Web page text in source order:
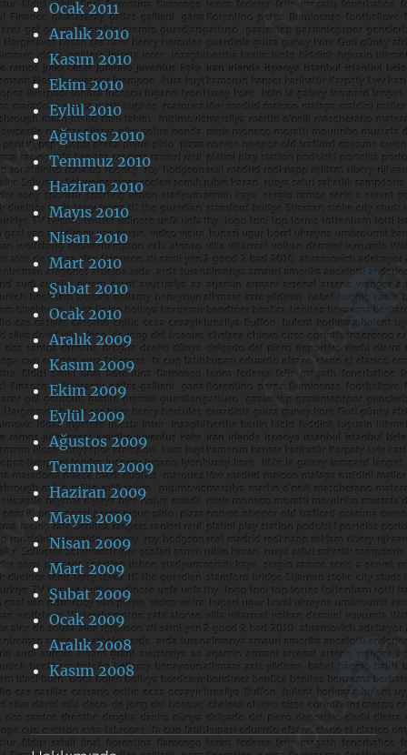
Ocak 2011
Aralık 2010
Kasım 2010
Ekim 2010
Eylül 2010
Ağustos 2010
Temmuz 2010
Haziran 2010
Mayıs 2010
Nisan 2010
Mart 2010
Şubat 2010
Ocak 2010
Aralık 2009
Kasım 2009
Ekim 2009
Eylül 2009
Ağustos 2009
Temmuz 2009
Haziran 2009
Mayıs 2009
Nisan 2009
Mart 2009
Şubat 2009
Ocak 2009
Aralık 2008
Kasım 2008